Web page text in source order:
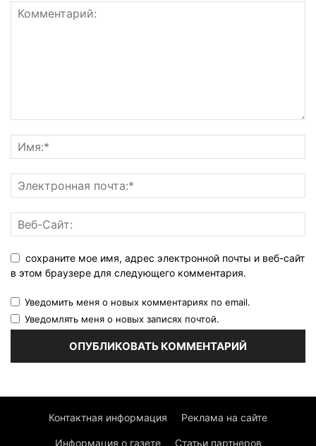
сохраните мое имя, адрес электронной почты и веб-сайт
в этом браузере для следующего комментария.
Уведомить меня о новых комментариях по email.
Уведомлять меня о новых записях почтой.
Контактная информация Реклама на сайте
Информация о газете Статьи партнеров